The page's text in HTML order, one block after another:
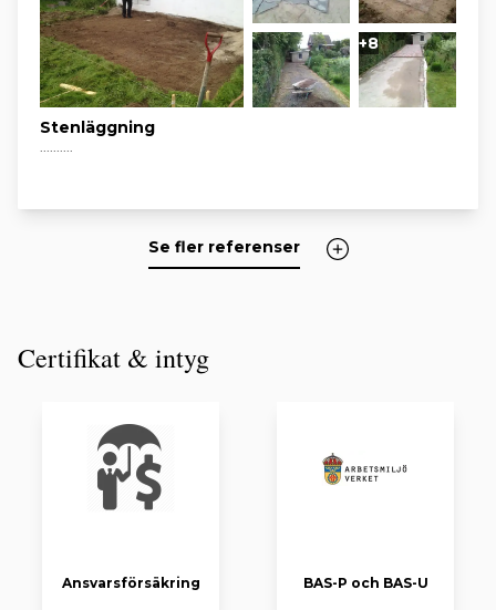
+8
Stenläggning
..........
Se fler referenser
Certifikat & intyg
Ansvarsförsäkring BAS-P och BAS-U